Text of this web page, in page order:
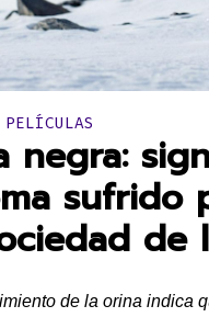
negra:
sufrido
de
de la orina indica